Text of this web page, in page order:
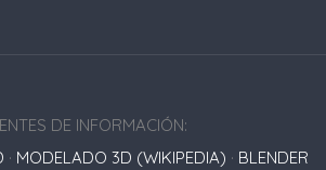
DE INFORMACIÓN:
· MODELADO 3D (WIKIPEDIA) · BLENDER